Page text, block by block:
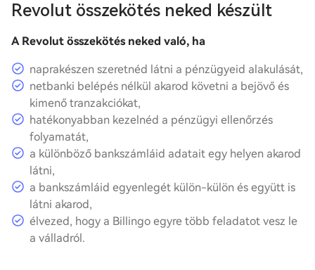
Revolut összekötés neked készült
A Revolut összekötés neked való, ha
naprakészen szeretnéd látni a pénzügyeid alakulását,
netbanki belépés nélkül akarod követni a bejövő és
kimenő tranzakciókat,
hatékonyabban kezelnéd a pénzügyi ellenőrzés
folyamatát,
a különböző bankszámláid adatait egy helyen akarod
látni,
a bankszámláid egyenlegét külön-külön és együtt is
látni akarod,
élvezed, hogy a Billingo egyre több feladatot vesz le
a válladról.